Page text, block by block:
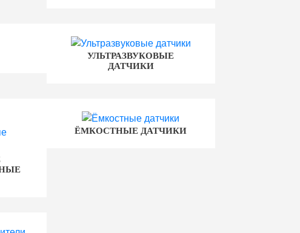
УЛЬТРАЗВУКОВЫЕ
ДАТЧИКИ
ЁМКОСТНЫЕ ДАТЧИКИ